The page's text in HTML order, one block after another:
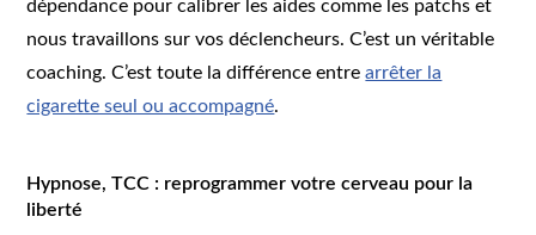
dépendance pour calibrer les aides comme les patchs et
nous travaillons sur vos déclencheurs. C’est un véritable
coaching. C’est toute la différence entrearrêter la
cigarette seul ou accompagné.
Hypnose, TCC : reprogrammer votre cerveau pour la
liberté